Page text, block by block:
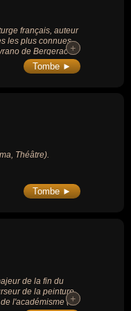
français, auteur
les plus connues
de Bergerac »
Rosemonde
biologiste et
+
+
Tombe ►
Théâtre).
Tombe ►
de la fin du
de la peinture
l'académisme (à+
+